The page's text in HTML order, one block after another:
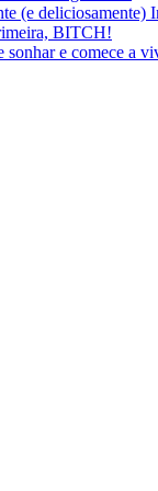
(e deliciosamente)
BITCH!
e comece a